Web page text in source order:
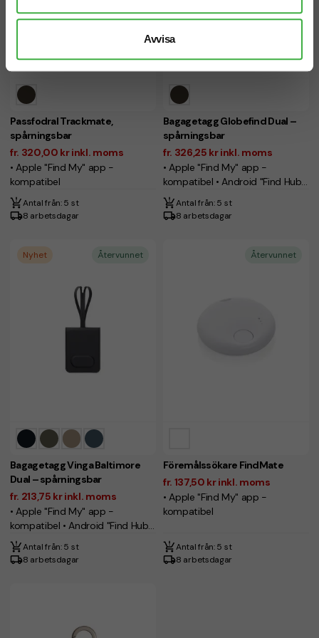
Avvisa
Passfodral Trackmate,
spårningsbar
fr. 320,00 kr inkl. moms
• Apple "Find My" app -
kompatibel
Antal från: 5 st
8 arbetsdagar
Bagagetagg Globefind Dual –
spårningsbar
fr. 326,25 kr inkl. moms
• Apple "Find My" app -
kompatibel • Android "Find Hub"
app - kompatibel
Antal från: 5 st
8 arbetsdagar
Nyhet Återvunnet
Bagagetagg Vinga Baltimore
Dual – spårningsbar
fr. 213,75 kr inkl. moms
• Apple "Find My" app -
kompatibel • Android "Find Hub"
app - kompatibel
Antal från: 5 st
8 arbetsdagar
Återvunnet
Föremålssökare FindMate
fr. 137,50 kr inkl. moms
• Apple "Find My" app -
kompatibel
Antal från: 5 st
8 arbetsdagar